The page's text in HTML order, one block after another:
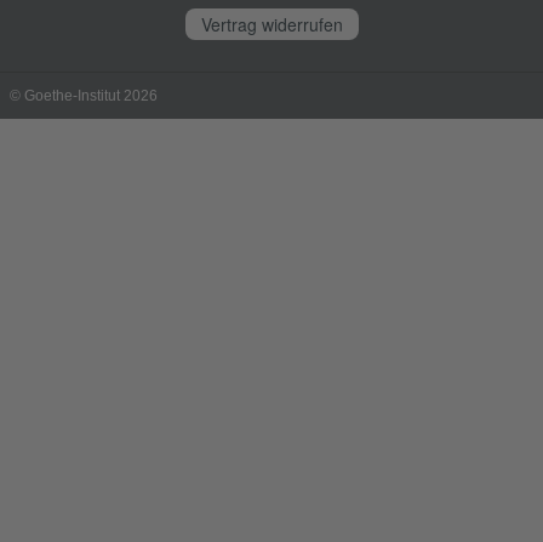
Vertrag widerrufen
© Goethe-Institut 2026